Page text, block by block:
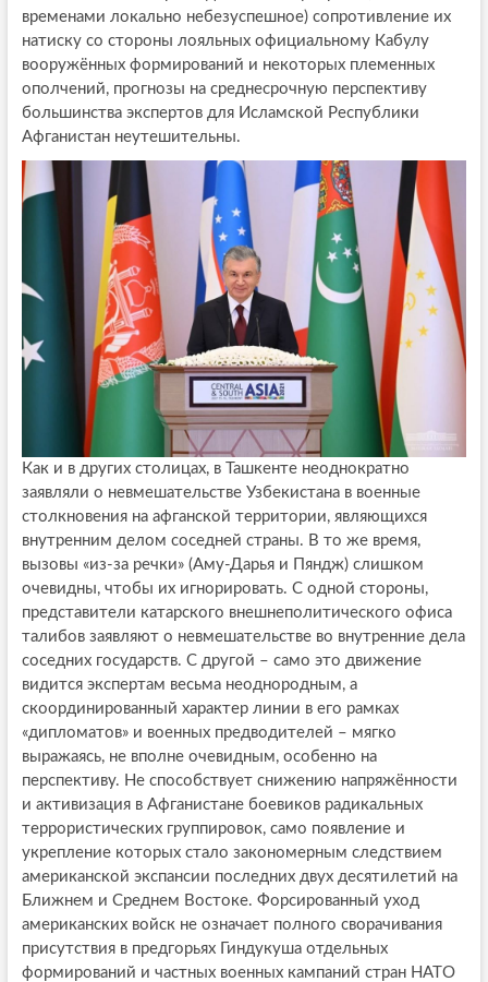
временами локально небезуспешное) сопротивление их
натиску со стороны лояльных официальному Кабулу
вооружённых формирований и некоторых племенных
ополчений, прогнозы на среднесрочную перспективу
большинства экспертов для Исламской Республики
Афганистан неутешительны.
Как и в других столицах, в Ташкенте неоднократно
заявляли о невмешательстве Узбекистана в военные
столкновения на афганской территории, являющихся
внутренним делом соседней страны. В то же время,
вызовы «из-за речки» (Аму-Дарья и Пяндж) слишком
очевидны, чтобы их игнорировать. С одной стороны,
представители катарского внешнеполитического офиса
талибов заявляют о невмешательстве во внутренние дела
соседних государств. С другой – само это движение
видится экспертам весьма неоднородным, а
скоординированный характер линии в его рамках
«дипломатов» и военных предводителей – мягко
выражаясь, не вполне очевидным, особенно на
перспективу. Не способствует снижению напряжённости
и активизация в Афганистане боевиков радикальных
террористических группировок, само появление и
укрепление которых стало закономерным следствием
американской экспансии последних двух десятилетий на
Ближнем и Среднем Востоке. Форсированный уход
американских войск не означает полного сворачивания
присутствия в предгорьях Гиндукуша отдельных
формирований и частных военных кампаний стран НАТО